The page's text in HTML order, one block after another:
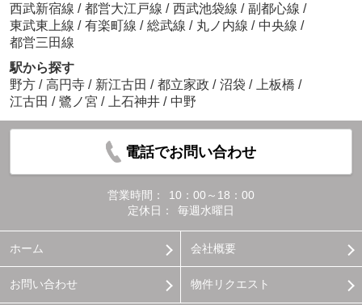
西武新宿線 / 都営大江戸線 / 西武池袋線 / 副都心線 /
東武東上線 / 有楽町線 / 総武線 / 丸ノ内線 / 中央線 /
都営三田線
駅から探す
野方 / 高円寺 / 新江古田 / 都立家政 / 沼袋 / 上板橋 /
江古田 / 鷺ノ宮 / 上石神井 / 中野
電話でお問い合わせ
営業時間：
10：00～18：00
定休日：
毎週水曜日
ホーム 会社概要
お問い合わせ 物件リクエスト